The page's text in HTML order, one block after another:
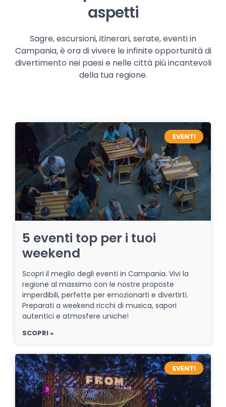
aspetti
Sagre, escursioni, itinerari, serate, eventi in
Campania, è ora di vivere le infinite opportunità di
divertimento nei paesi e nelle città più incantevoli
della tua regione.
EVENTI
5 eventi top per i tuoi
weekend
Scopri il meglio degli eventi in Campania. Vivi la
regione al massimo con le nostre proposte
imperdibili, perfette per emozionarti e divertirti.
Preparati a weekend ricchi di musica, sapori
autentici e atmosfere uniche!
SCOPRI »
EVENTI